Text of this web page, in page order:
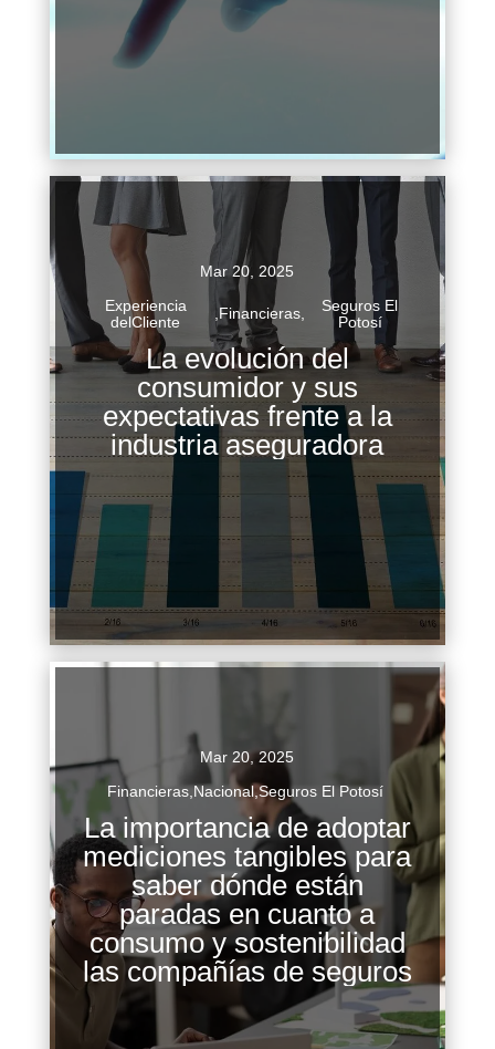
Mar 20, 2025
Experiencia
delCliente
Financieras,
Seguros El
Potosí
La evolución del
consumidor y sus
expectativas frente a la
industria aseguradora
La evolución del consumidor y sus expectativas
frente a la industria aseguradora El consumidor
moderno ha experimentado una transformación
significativa en las últimas...
Continuar Leyendo
Mar 20, 2025
Financieras,Nacional,Seguros El Potosí
La importancia de adoptar
mediciones tangibles para
saber dónde están
paradas en cuanto a
consumo y sostenibilidad
las compañías de seguros
La importancia de adoptar mediciones tangibles
para saber dónde están paradas en cuanto a
consumo y sostenibilidad las compañías de
seguros En un mundo donde la...